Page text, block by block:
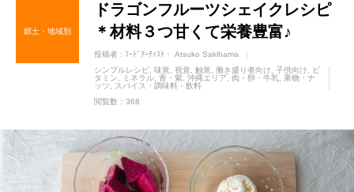
郷土・地域別
ドラゴンフルーツシェイクレシピ
＊材料３つ甘くて栄養豊富♪
投稿者 : ﾌｰﾄﾞｱｰﾃｨｽﾄ・ Atsuko Sakihama
シンプルレシピ 味覚 視覚 触覚 働き盛り者向け 子供向け
ビ
タミン
ミネラル 青・紫 沖縄エリア 肉・卵・牛乳
果物・ナ
ッツ
スパイス・調味料・飲料
閲覧数：368